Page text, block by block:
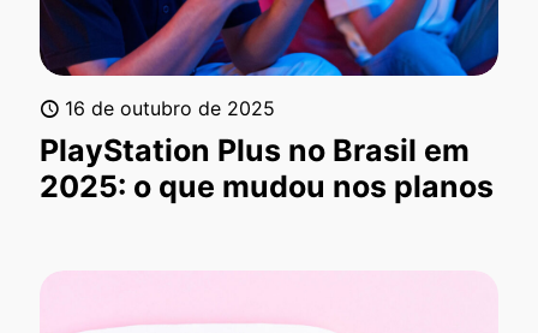
16 de outubro de 2025
PlayStation Plus no Brasil em
2025: o que mudou nos planos